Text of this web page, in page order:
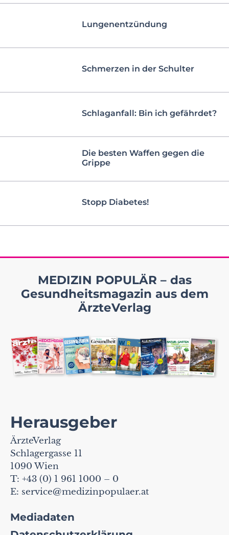
Lungenentzündung
Schmerzen in der Schulter
Schlaganfall: Bin ich gefährdet?
Die besten Waffen gegen die
Grippe
Stopp Diabetes!
MEDIZIN POPULÄR – das
Gesundheitsmagazin aus dem
ÄrzteVerlag
Herausgeber
ÄrzteVerlag
Schlagergasse 11
1090 Wien
T: +43 (0) 1 961 1000 – 0
E: service@medizinpopulaer.at
Mediadaten